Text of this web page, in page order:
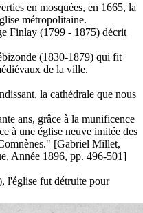
en mosquées, en 1665, la
métropolitaine.
Finlay (1799 - 1875) décrit
(1830-1879) qui fit
de la ville.
la cathédrale que nous
ans, grâce à la munificence
à une église neuve imitée des
[Gabriel Millet,
Année 1896, pp. 496-501]
l'église fut détruite pour